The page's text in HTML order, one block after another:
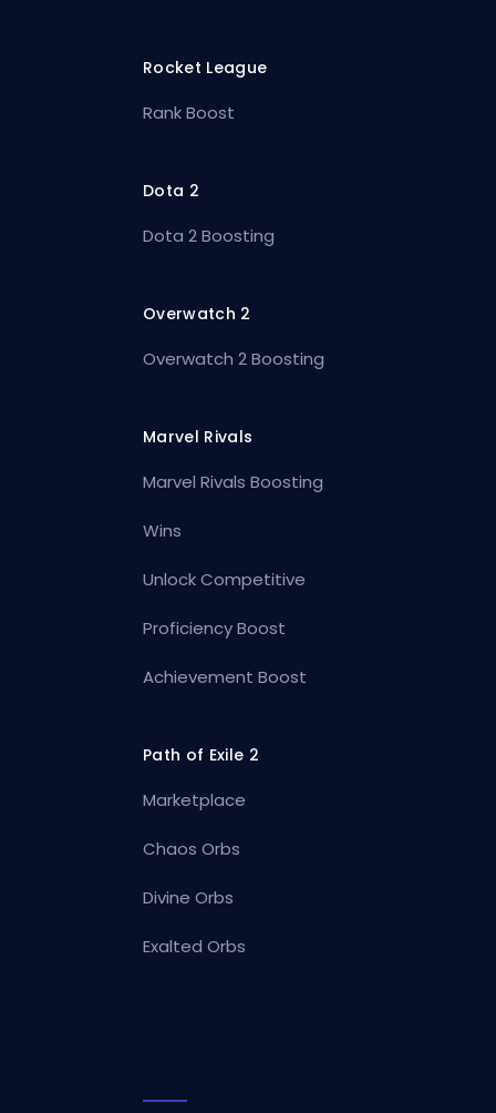
Rocket League
Rank Boost
Dota 2
Dota 2 Boosting
Overwatch 2
Overwatch 2 Boosting
Marvel Rivals
Marvel Rivals Boosting
Wins
Unlock Competitive
Proficiency Boost
Achievement Boost
Path of Exile 2
Marketplace
Chaos Orbs
Divine Orbs
Exalted Orbs